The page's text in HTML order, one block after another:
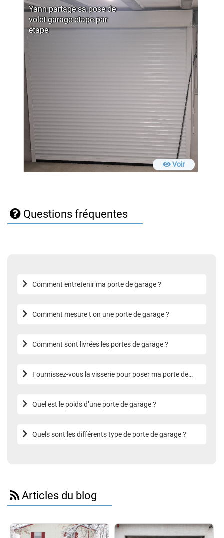
Yann partage sa pose de
volet garage étape par
étape
Voir
Questions fréquentes
Comment entretenir ma porte de garage ?
Comment mesure t on une porte de garage ?
Comment sont livrées les portes de garage ?
Fournissez-vous la visserie pour poser ma porte de
Quel est le poids d’une porte de garage ?
Quels sont les différents type de porte de garage ?
Articles du blog